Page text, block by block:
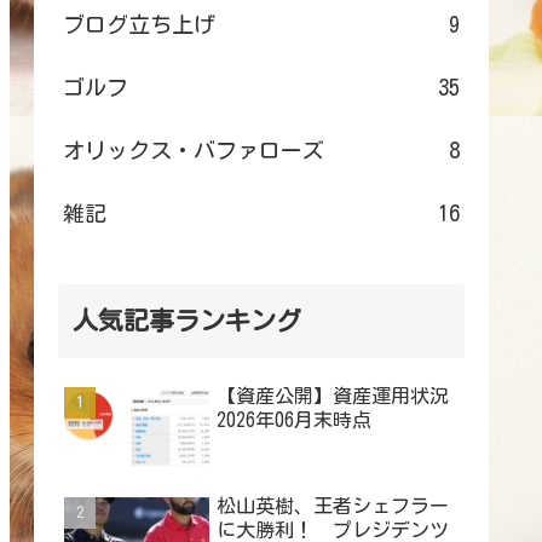
ブログ立ち上げ 9
ゴルフ 35
オリックス・バファローズ 8
雑記 16
人気記事ランキング
【資産公開】資産運用状況
2026年06月末時点
松山英樹、王者シェフラー
に大勝利！ プレジデンツ